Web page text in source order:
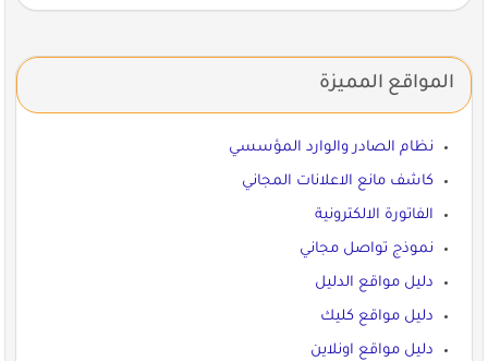
المواقع المميزة
نظام الصادر والوارد المؤسسي
كاشف مانع الاعلانات المجاني
الفاتورة الالكترونية
نموذج تواصل مجاني
دليل مواقع الدليل
دليل مواقع كليك
دليل مواقع اونلاين